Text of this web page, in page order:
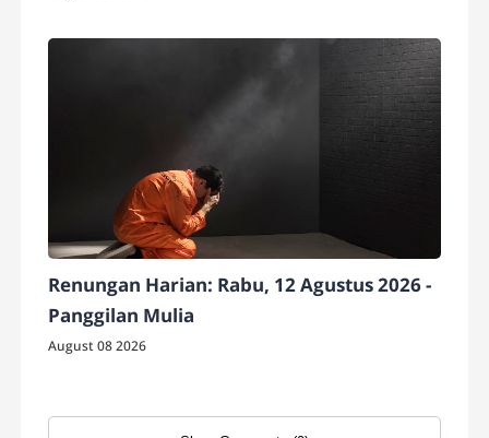
Renungan Harian: Rabu, 12 Agustus 2026 -
Panggilan Mulia
August 08 2026